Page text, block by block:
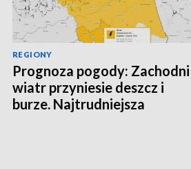
REGIONY
Prognoza pogody: Zachodni
wiatr przyniesie deszcz i
burze. Najtrudniejsza